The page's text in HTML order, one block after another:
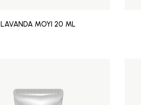
LAVANDA MOYI 20 ML